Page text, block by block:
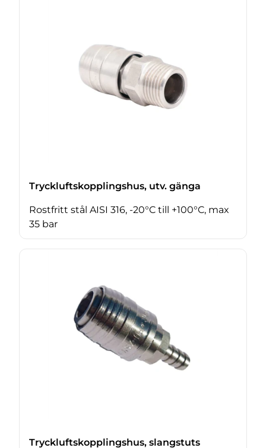
Tryckluftskopplingshus, utv. gänga
Rostfritt stål AISI 316, -20°C till +100°C, max
35 bar
Tryckluftskopplingshus, slangstuts